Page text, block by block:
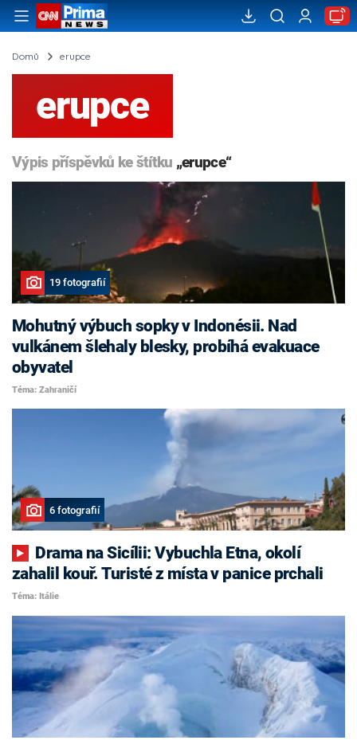
Domů erupce
erupce
Výpis příspěvků ke štítku „erupce“
19 fotografií
Mohutný výbuch sopky v Indonésii. Nad
vulkánem šlehaly blesky, probíhá evakuace
obyvatel
Téma: Zahraničí
6 fotografií
zahalil kouř. Turisté z místa v panice prchali
Téma: Itálie